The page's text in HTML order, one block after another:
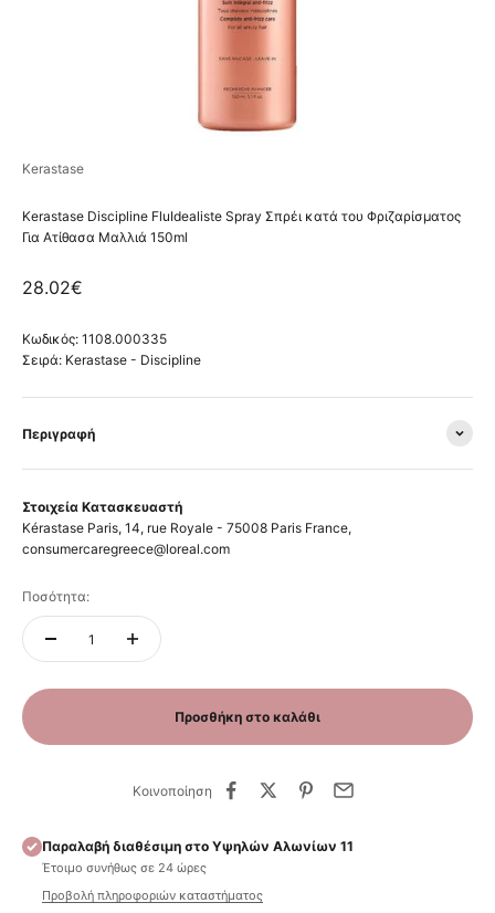
Kerastase
Kerastase Discipline FluIdealiste Spray Σπρέι κατά του Φριζαρίσματος
Για Ατίθασα Μαλλιά 150ml
Τιμή πώλησης
28.02€
Κωδικός: 1108.000335
Σειρά: Kerastase - Discipline
Περιγραφή
Στοιχεία Κατασκευαστή
Kérastase Paris, 14, rue Royale - 75008 Paris France,
consumercaregreece@loreal.com
Ποσότητα:
Προσθήκη στο καλάθι
Κοινοποίηση
Παραλαβή διαθέσιμη στο Υψηλών Αλωνίων 11
Έτοιμο συνήθως σε 24 ώρες
Προβολή πληροφοριών καταστήματος